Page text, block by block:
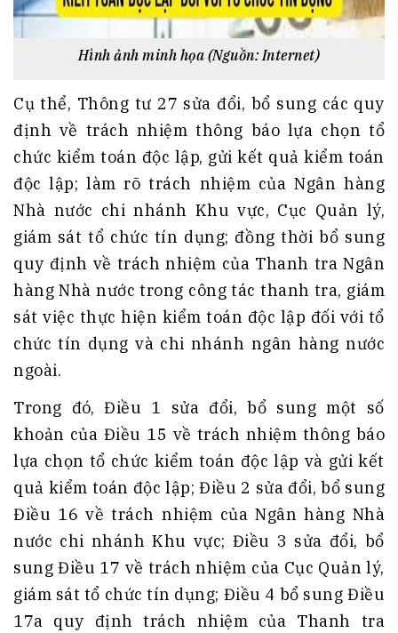
Hình ảnh minh họa (Nguồn: Internet)
Cụ thể, Thông tư 27 sửa đổi, bổ sung các quy
định về trách nhiệm thông báo lựa chọn tổ
chức kiểm toán độc lập, gửi kết quả kiểm toán
độc lập; làm rõ trách nhiệm của Ngân hàng
Nhà nước chi nhánh Khu vực, Cục Quản lý,
giám sát tổ chức tín dụng; đồng thời bổ sung
quy định về trách nhiệm của Thanh tra Ngân
hàng Nhà nước trong công tác thanh tra, giám
sát việc thực hiện kiểm toán độc lập đối với tổ
chức tín dụng và chi nhánh ngân hàng nước
ngoài.
Trong đó, Điều 1 sửa đổi, bổ sung một số
khoản của Điều 15 về trách nhiệm thông báo
lựa chọn tổ chức kiểm toán độc lập và gửi kết
quả kiểm toán độc lập; Điều 2 sửa đổi, bổ sung
Điều 16 về trách nhiệm của Ngân hàng Nhà
nước chi nhánh Khu vực; Điều 3 sửa đổi, bổ
sung Điều 17 về trách nhiệm của Cục Quản lý,
giám sát tổ chức tín dụng; Điều 4 bổ sung Điều
17a quy định trách nhiệm của Thanh tra